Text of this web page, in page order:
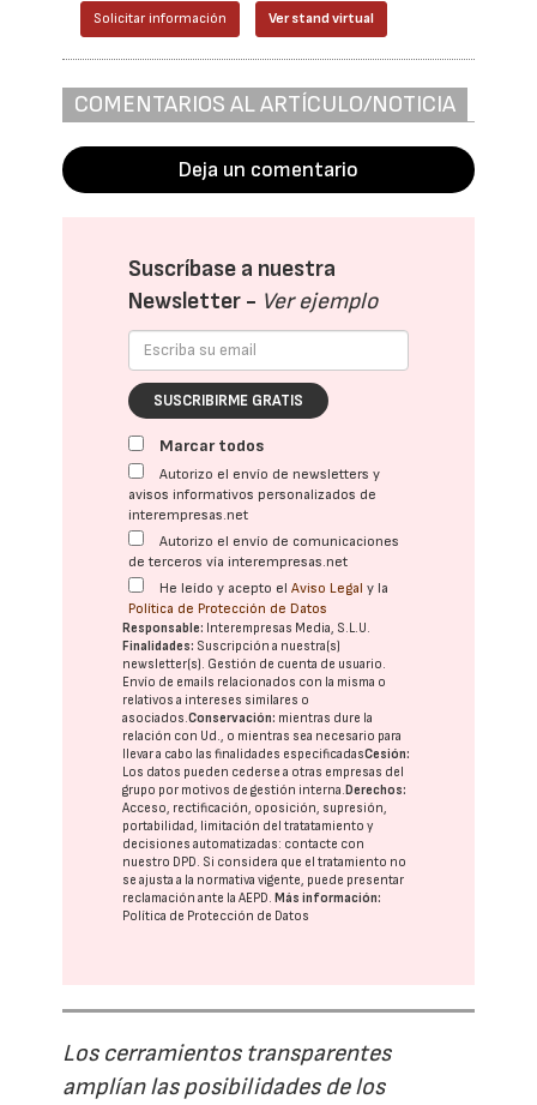
Solicitar información Ver stand virtual
COMENTARIOS AL ARTÍCULO/NOTICIA
Deja un comentario
Suscríbase a nuestra
Newsletter - Ver ejemplo
SUSCRIBIRME GRATIS
Marcar todos
Autorizo el envío de newsletters y
avisos informativos personalizados de
interempresas.net
Autorizo el envío de comunicaciones
de terceros vía interempresas.net
He leído y acepto elAviso Legal y la
Política de Protección de Datos
Responsable: Interempresas Media, S.L.U.
Finalidades: Suscripción a nuestra(s)
newsletter(s). Gestión de cuenta de usuario.
Envío de emails relacionados con la misma o
relativos a intereses similares o
asociados.Conservación: mientras dure la
relación con Ud., o mientras sea necesario para
llevar a cabo las finalidades especificadasCesión:
Los datos pueden cederse a otras empresas del
grupo por motivos de gestión interna.Derechos:
Acceso, rectificación, oposición, supresión,
portabilidad, limitación del tratatamiento y
decisiones automatizadas: contacte con
nuestro DPD. Si considera que el tratamiento no
se ajusta a la normativa vigente, puede presentar
reclamación ante laAEPD.Más información:
Política de Protección de Datos
Los cerramientos transparentes
amplían las posibilidades de los